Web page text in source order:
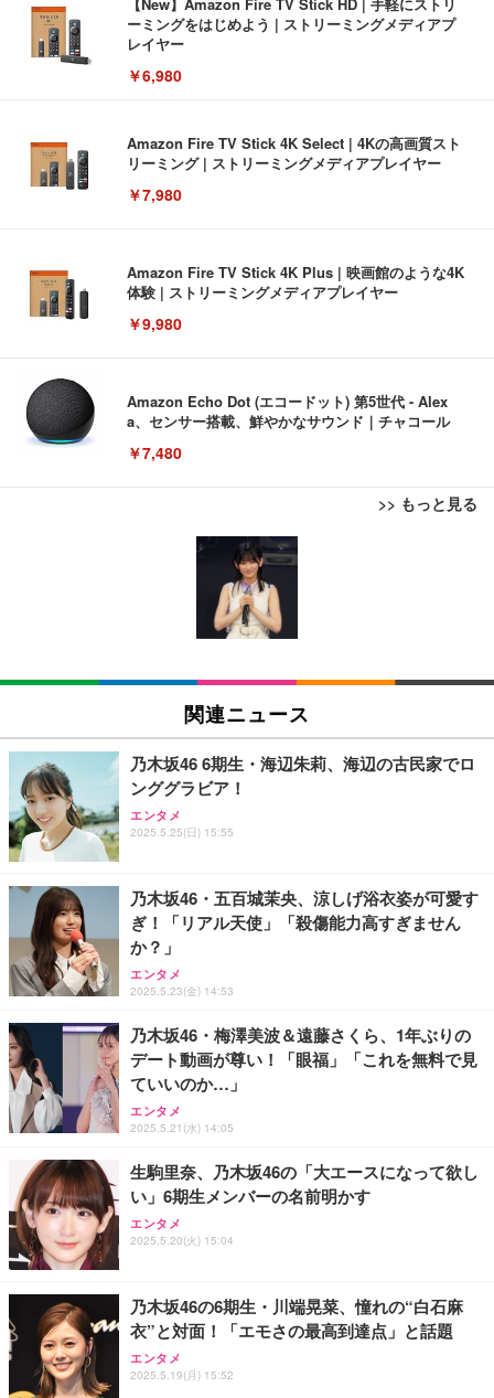
ーミングをはじめよう | ストリーミングメディアプ
レイヤー
￥6,980
Amazon Fire TV Stick 4K Select | 4Kの高画質スト
リーミング | ストリーミングメディアプレイヤー
￥7,980
Amazon Fire TV Stick 4K Plus | 映画館のような4K
体験 | ストリーミングメディアプレイヤー
￥9,980
Amazon Echo Dot (エコードット) 第5世代 - Alex
a、センサー搭載、鮮やかなサウンド｜チャコール
￥7,480
>> もっと見る
[EdoErgo] オフィスチェア 椅子 テレワーク 疲れな
い 跳ね上げ式アームレスト コンパクト 約105度ロッ
キング pc 事務椅子 360度回転 座面昇降 強化ナイロ
ン樹脂ベース 通気性メッシュ 在宅ワーク H-WY01
(黒網+黒枠+黒足)
SIHOO B100 オフィスチェア／デスクチェア メッシ
ュチェア 人間工学 疲れない ブラック
￥27,999
Sezlife オフィスチェア デスクチェア 疲れない テレ
ワーク チェア 強化バックレスト 30度ロッキング機
能 人間工学 椅子 腰サポート 90度跳ね上げ式アーム
ョン PCチェア 通気性メッシュ ゲーミング/勉強/事
務用 おしゃれ パソコンチェア (ブラック)
Sezlife オフィスチェア デスクチェア 疲れない テレ
ワーク チェア 強化バックレスト 30度ロッキング機
能 人間工学 椅子 腰サポート 90度跳ね上げ式アーム
レスト 3Dヘッドレスト ハンガー付き 高反発クッシ
務用 おしゃれ パソコンチェア (ホワイト)
ANDWINT オフィスチェア デスクチェア 肘なし メ
ッシュ 通気性 ランバーサポート付き 腰サポート ガ
ス圧無段階昇降 360度回転 キャスター付き コンパク
ト 幅52×奥行58.5×高さ84～96cm テレワーク 在宅
￥4,139
EIZO ビジネス向けプレミアムモニター | FlexScan
EV3240X-WT | 31.5型4K UHD・USB Type-C・ホワ
EIZO ビジネス向けプレミアムモニター | FlexScan
【純正品】27"ゲーミングモニター DualSense 充電
フック付き（CFI-ZDM1J）
【整備済み品】Dell E2724HS 27インチ 液晶モニタ
ー フルHD（1920×1080）VA 非光沢 HDMI/DisplayP
ort/VGA スピーカー内蔵 高さ調整 スイベル VESA対
応 ComfortView ビジネス向け
【MiniLED/24.5inch/280Hz/FHD】GRAPHT THE S
HOOTER Gaming Monitor 24” Essential ゲーミン
グモニター QD 24.5インチ 1ms FHD 量子ドット 残
像低減 (3年保証 | 輝点保証 | 日本メーカー)
￥34,980
Amazonベーシック ペットシーツ 薄型 レギュラー 1
回使い捨て 無香料 ホワイト 300枚
Amazonベーシック ペットシーツ 厚型 ワイド 42枚
x2袋(84枚) ホワイト(吸収面:ライトブルー)
￥3,234
ネオ・ルーライフ ネオ・オムツ L 中型犬用 26枚入
り 単品
Smart Basic(スマートベーシック) 【Amazon.co.jp
限定】 Smart Basic アイリスオーヤマ ペットシーツ
超厚型 お徳用 ワイド 100枚入 (x 1) (ケース販売)
アイリスオーヤマ ペットシーツ 超厚型 お徳用 レギ
ュラー 200枚入【Amazon.co.jp限定】
￥3,731
関連ニュース
乃木坂46 6期生・海辺朱莉、海辺の古民家でロ
ンググラビア！
エンタメ
2025.5.25(日) 15:55
乃木坂46・五百城茉央、涼しげ浴衣姿が可愛す
ぎ！「リアル天使」「殺傷能力高すぎません
か？」
エンタメ
2025.5.23(金) 14:53
乃木坂46・梅澤美波＆遠藤さくら、1年ぶりの
デート動画が尊い！「眼福」「これを無料で見
ていいのか…」
エンタメ
2025.5.21(水) 14:05
生駒里奈、乃木坂46の「大エースになって欲し
い」6期生メンバーの名前明かす
エンタメ
2025.5.20(火) 15:04
乃木坂46の6期生・川端晃菜、憧れの“白石麻
衣”と対面！「エモさの最高到達点」と話題
エンタメ
2025.5.19(月) 15:52